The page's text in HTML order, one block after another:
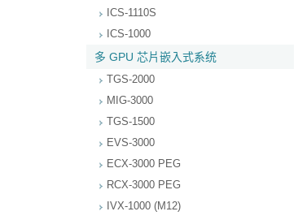
ICS-1110S
ICS-1000
多 GPU 芯片嵌入式系统
TGS-2000
MIG-3000
TGS-1500
EVS-3000
ECX-3000 PEG
RCX-3000 PEG
IVX-1000 (M12)